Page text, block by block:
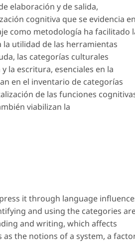
elaboración y de salida,
cognitiva que se evidencia en
como metodología ha facilitado
la utilidad de las herramientas
las categorías culturales
la escritura, esenciales en la
en el inventario de categorías
de las funciones
viabilizan la
it through language
and using the categories
and writing, which affects
the notions of a system, a